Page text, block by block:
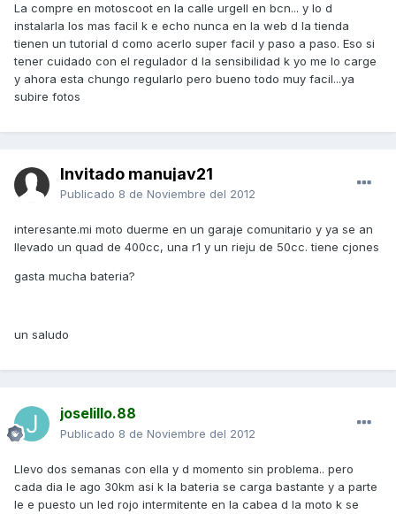
La compre en motoscoot en la calle urgell en bcn... y lo d
instalarla los mas facil k e echo nunca en la web d la tienda
tienen un tutorial d como acerlo super facil y paso a paso. Eso si
tener cuidado con el regulador d la sensibilidad k yo me lo carge
y ahora esta chungo regularlo pero bueno todo muy facil...ya
subire fotos
Invitado manujav21
Publicado 8 de Noviembre del 2012
interesante.mi moto duerme en un garaje comunitario y ya se an
llevado un quad de 400cc, una r1 y un rieju de 50cc. tiene cjones
gasta mucha bateria?
un saludo
joselillo.88
Publicado 8 de Noviembre del 2012
Llevo dos semanas con ella y d momento sin problema.. pero
cada dia le ago 30km asi k la bateria se carga bastante y a parte
le e puesto un led rojo intermitente en la cabea d la moto k se